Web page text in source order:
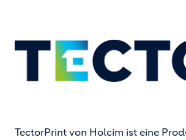
TectorPrint von Holcim ist eine